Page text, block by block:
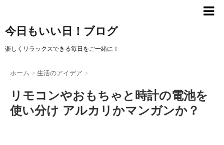
今日もいい日！ブログ
楽しくリラックスできる毎日をご一緒に！
ホーム > 生活のアイデア >
リモコンやおもちゃと時計の電池を
使い分け アルカリかマンガンか？